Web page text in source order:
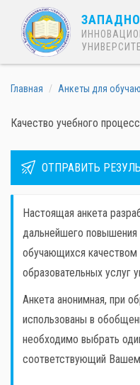
Главная Анкеты для
Качество учебного
ОТПРАВИТЬ
Настоящая анкета
дальнейшего повышения
обучающихся качеством
образовательных услуг
Анкета анонимная, при
использованы в
необходимо выбрать
соответствующий